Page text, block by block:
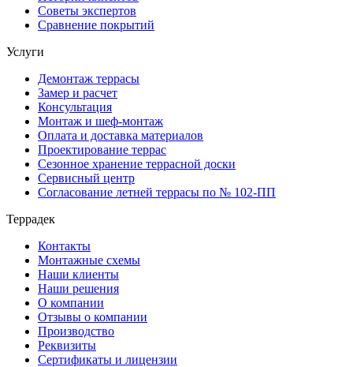
Советы экспертов
Сравнение покрытий
Услуги
Демонтаж террасы
Замер и расчет
Консультация
Монтаж и шеф-монтаж
Оплата и доставка материалов
Проектирование террас
Сезонное хранение террасной доски
Сервисный центр
Согласование летней террасы по № 102-ПП
Террадек
Контакты
Монтажные схемы
Наши клиенты
Наши решения
О компании
Отзывы о компании
Производство
Реквизиты
Сертификаты и лицензии